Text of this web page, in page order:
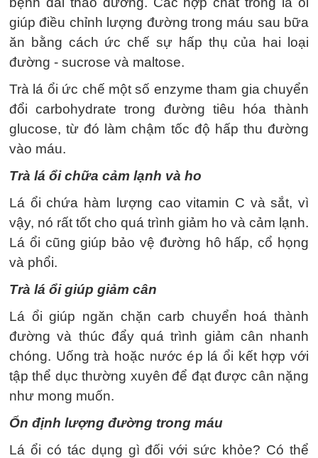
giúp điều chỉnh lượng đường trong máu sau bữa
ăn bằng cách ức chế sự hấp thụ của hai loại
đổi carbohydrate trong đường tiêu hóa thành
glucose, từ đó làm chậm tốc độ hấp thu đường
vào máu.
Trà lá ổi chữa cảm lạnh và ho
Lá ổi chứa hàm lượng cao vitamin C và sắt, vì
vậy, nó rất tốt cho quá trình giảm ho và cảm lạnh.
Lá ổi cũng giúp bảo vệ đường hô hấp, cổ họng
và phổi.
Trà lá ổi giúp giảm cân
Lá ổi giúp ngăn chặn carb chuyển hoá thành
đường và thúc đẩy quá trình giảm cân nhanh
chóng. Uống trà hoặc nước ép lá ổi kết hợp với
tập thể dục thường xuyên để đạt được cân nặng
như mong muốn.
Ổn định lượng đường trong máu
Lá ổi có tác dụng gì đối với sức khỏe? Có thể